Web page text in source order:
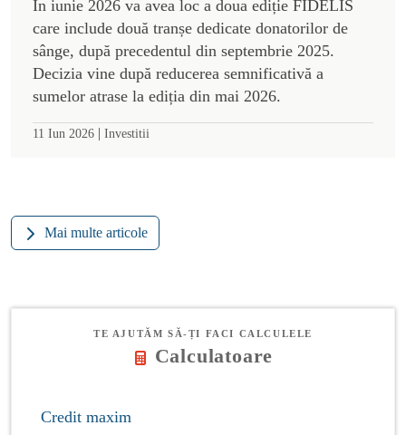
În iunie 2026 va avea loc a doua ediție FIDELIS
care include două tranșe dedicate donatorilor de
sânge, după precedentul din septembrie 2025.
Decizia vine după reducerea semnificativă a
sumelor atrase la ediția din mai 2026.
11 Iun 2026 | Investitii
Mai multe articole
TE AJUTĂM SĂ-ȚI FACI CALCULELE
Calculatoare
Credit maxim